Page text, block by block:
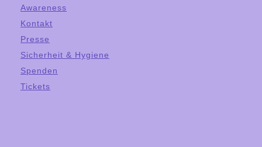
Awareness
Kontakt
Presse
Sicherheit & Hygiene
Spenden
Tickets